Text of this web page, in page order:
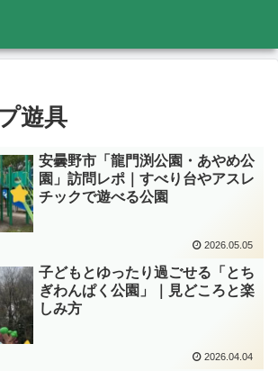
遊具
安曇野市「龍門渕公園・あやめ公
園」訪問レポ｜すべり台やアスレ
チックで遊べる公園
2026.05.05
子どもとゆったり過ごせる「とち
ぎわんぱく公園」｜見どころと楽
しみ方
2026.04.04